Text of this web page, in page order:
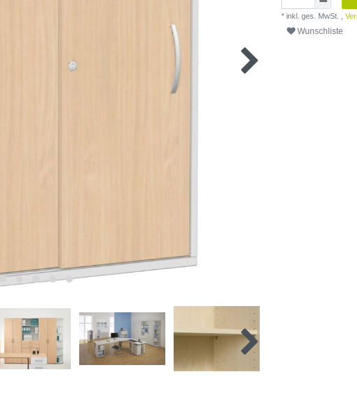
* inkl. ges. MwSt. ,
Wunschliste